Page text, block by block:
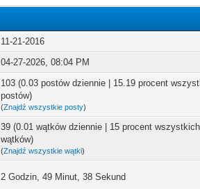
11-21-2016
04-27-2026, 08:04 PM
103 (0.03 postów dziennie | 15.19 procent
postów)
(Znajdź wszystkie posty)
39 (0.01 wątków dziennie | 15 procent wszystkich
wątków)
(Znajdź wszystkie wątki)
2 Godzin, 49 Minut, 38 Sekund